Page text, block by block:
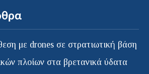
με drones σε στρατιωτική βάση
πλοίων στα βρετανικά ύδατα